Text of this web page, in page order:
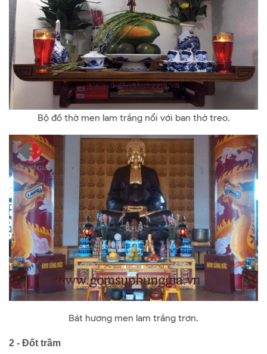
Bộ đồ thờ men lam trắng nổi với ban thờ treo.
Bát hương men lam trắng trơn.
2 - Đốt trầm